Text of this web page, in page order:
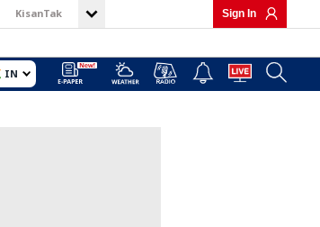
KisanTak Sign In
IN